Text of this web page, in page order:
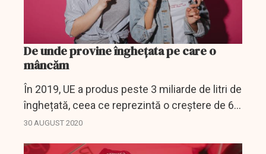
De unde provine înghețata pe care o
mâncăm
În 2019, UE a produs peste 3 miliarde de litri de
înghețată, ceea ce reprezintă o creștere de 6%
față de anul precedent.
30 AUGUST 2020